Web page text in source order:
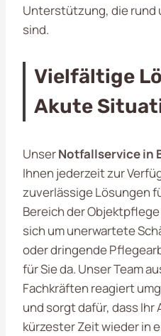
Unterstützung, die rund
sind.
Vielfältige
Akute
UnserNotfallservice in
Ihnen jederzeit zur
zuverlässige Lösungen
Bereich der
sich um unerwartete
oder dringende
für Sie da. Unser Team
Fachkräften reagiert
und sorgt dafür, dass Ihr
kürzester Zeit wieder in